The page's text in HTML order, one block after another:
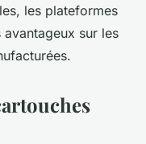
les plateformes
sur les